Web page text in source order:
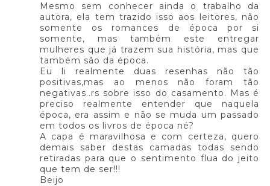
Mesmo sem conhecer ainda o trabalho da
autora, ela tem trazido isso aos leitores, não
somente os romances de época por si
somente, mas também este entregar
mulheres que já trazem sua história, mas que
também são da época.
Eu li realmente duas resenhas não tão
positivas,mas ao menos não foram tão
negativas..rs sobre isso do casamento. Mas é
preciso realmente entender que naquela
época, era assim e não se muda um passado
em todos os livros de época né?
A capa é maravilhosa e com certeza, quero
demais saber destas camadas todas sendo
retiradas para que o sentimento flua do jeito
que tem de ser!!!
Beijo